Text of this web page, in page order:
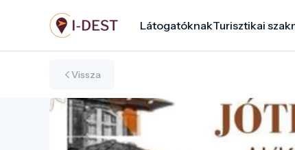
tartalomra
LátogatóknakTurisztikai
Vissza